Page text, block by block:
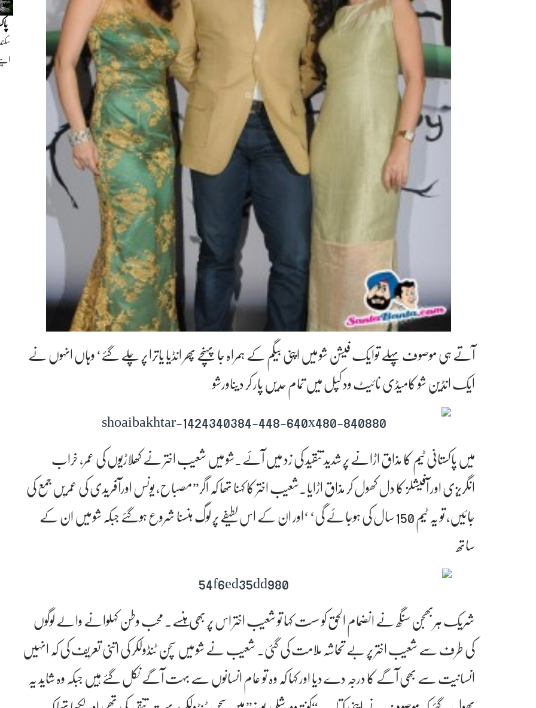
آتے ہی موصوف پہلے توایک فیشن شو میں اپنی بیگم کے ہمراہ جا پہنچے پھر انڈیا یاترا پر چلے گئے‘ وہاں انہوں نے
ایک انڈین شو کامیڈی نائیٹ ود کپل میں تمام حدیں پار کر دیںاورشو
میں پاکستانی ٹیم کا مذاق اڑانے پر شدید تنقید کی زد میں آئے۔شو میں شعیب اختر نے کھلاڑیوں کی عمر، خراب
انگریزی اور آفیشلز کا دل کھول کر مذاق اڑایا۔شعیب اختر کا کہنا تھا کہ اگر”مصباح، یونس اورآفریدی کی عمریں جمع کی
جائیں، تو یہ ٹیم 150 سال کی ہوجائے گی‘ ‘اور ان کے اس لطیفے پر لوگ ہنسنا شروع ہوگئے جبکہ شو میں ان کے
ساتھ
شریک ہربھجن سنگھ نے انضمام الحق کو سست کہا تو شعیب اختر اس پر بھی ہنسے۔ محب وطن کہلوانے والے لوگوں
کی طرف سے شعیب اختر پر بے تحاشہ ملامت کی گئی۔ شعیب نے شو میں سچن ٹنڈولکر کی اتنی تعریف کی کہ انہیں
انسانیت سے بھی آگے کا درجہ دے دیا اور کہا کہ وہ تو عام انسانوں سے بہت آگے نکل گئے ہیں جبکہ وہ شاید یہ